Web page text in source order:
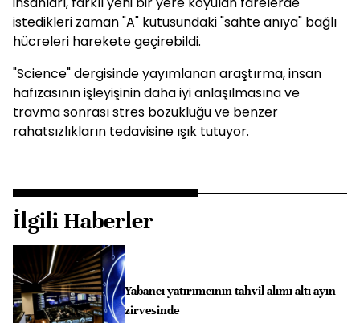
istedikleri zaman "A" kutusundaki "sahte anıya" bağlı
hücreleri harekete geçirebildi.
"Science" dergisinde yayımlanan araştırma, insan
hafızasının işleyişinin daha iyi anlaşılmasına ve
travma sonrası stres bozukluğu ve benzer
rahatsızlıkların tedavisine ışık tutuyor.
İlgili Haberler
Yabancı yatırımcının tahvil alımı altı ayın
zirvesinde